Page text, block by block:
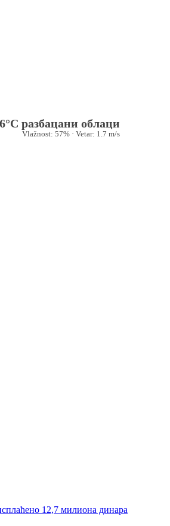
разбацани облаци
Vlažnost: 57% · Vetar: 1.7 m/s
12,7 милиона динара